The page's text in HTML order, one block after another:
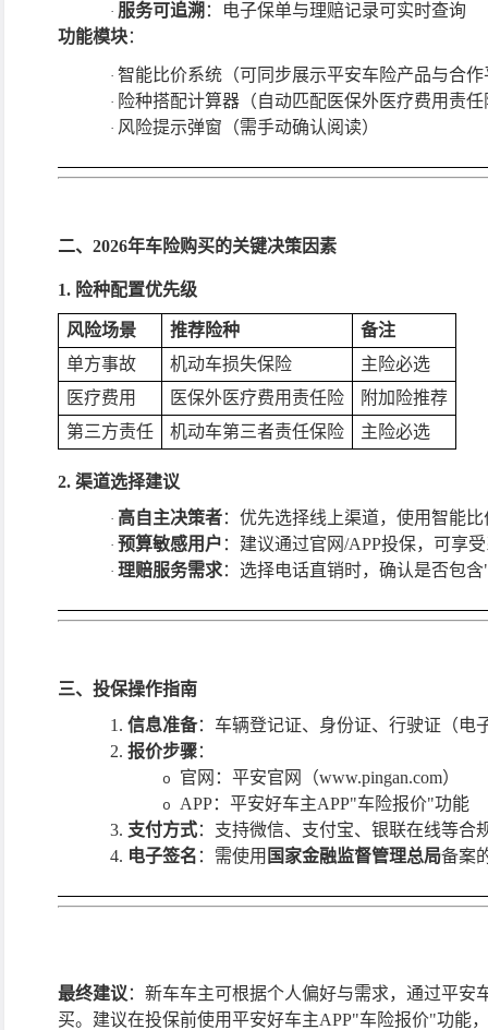
· 服务可追溯 ：电子保单与理赔记录可实时查询
功能模块：
· 智能比价系统（可同步展示平安车险产品与合
· 险种搭配计算器（自动匹配医保外医疗费用责
· 风险提示弹窗（需手动确认阅读）
二、 2026年车险购买的关键决策因素
1. 险种配置优先级
风险场景 推荐险种
备注
单方事故
机动车损失保险
主险必选
医疗费用
医保外医疗费用责任险
附加险推荐
第三方责任
机动车第三者责任保险 主险必选
2. 渠道选择建议
· 高自主决策者：优先选择线上渠道，使用智能
· 预算敏感用户 ：建议通过官网/APP投保，可享
· 理赔服务需求：选择电话直销时，确认是否包含
三、投保操作指南
1. 信息准备：车辆登记证、身份证、行驶证（电
2. 报价步骤：
o 官网：平安官网（www.pingan.com）
o APP：平安好车主APP"车险报价"功能
3. 支付方式：支持微信、支付宝、银联在线等合
4. 电子签名 ：需使用 国家金融监督管理总局备案
最终建议 ：新车车主可根据个人偏好与需求，通过平安
买。建议在投保前使用平安好车主APP"车险报价"功能